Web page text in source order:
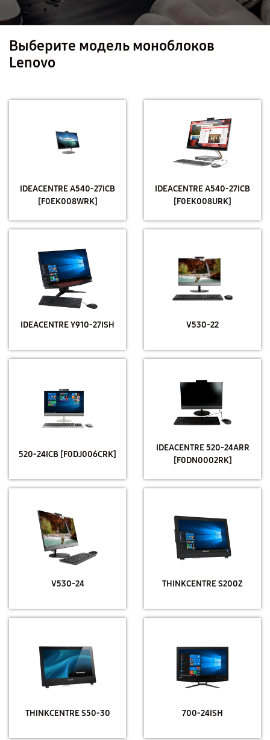
Выберите модель моноблоков
Lenovo
IDEACENTRE A540-27ICB
[F0EK008WRK]
IDEACENTRE A540-27ICB
[F0EK008URK]
IDEACENTRE Y910-27ISH V530-22
520-24ICB [F0DJ006CRK]
IDEACENTRE 520-24ARR
[F0DN0002RK]
V530-24 THINKCENTRE S200Z
THINKCENTRE S50-30 700-24ISH